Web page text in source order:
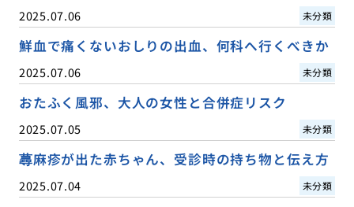
2025.07.06 未分類
鮮血で痛くないおしりの出血、何科へ行くべきか
2025.07.06 未分類
おたふく風邪、大人の女性と合併症リスク
2025.07.05 未分類
蕁麻疹が出た赤ちゃん、受診時の持ち物と伝え方
2025.07.04 未分類